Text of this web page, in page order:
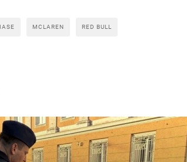
MCLAREN RED BULL